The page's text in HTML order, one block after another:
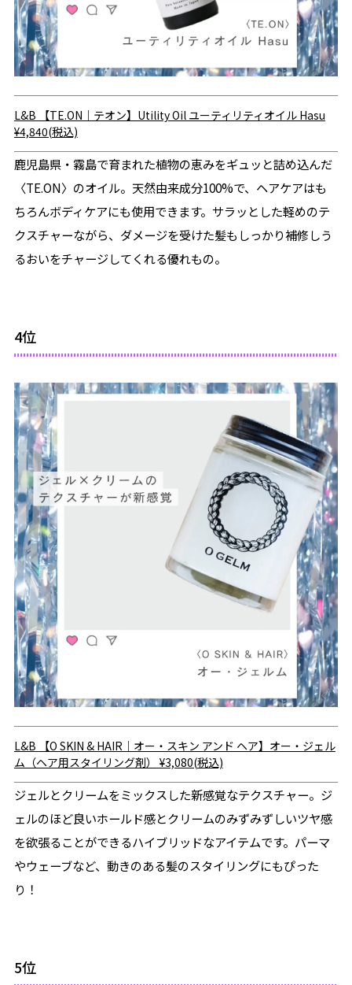
L&B
【TE.ON｜テオン】Utility Oil ユーティリティオイル Hasu
¥4,840(税込)
鹿児島県・霧島で育まれた植物の恵みをギュッと詰め込んだ
〈TE.ON〉のオイル。天然由来成分100%で、ヘアケアはも
ちろんボディケアにも使用できます。サラッとした軽めのテ
クスチャーながら、ダメージを受けた髪もしっかり補修しう
るおいをチャージしてくれる優れもの。
4位
L&B
【O SKIN & HAIR｜オー・スキン アンド ヘア】オー・ジェル
ム（ヘア用スタイリング剤）
¥3,080(税込)
ジェルとクリームをミックスした新感覚なテクスチャー。ジ
ェルのほど良いホールド感とクリームのみずみずしいツヤ感
を欲張ることができるハイブリッドなアイテムです。パーマ
やウェーブなど、動きのある髪のスタイリングにもぴった
り！
5位